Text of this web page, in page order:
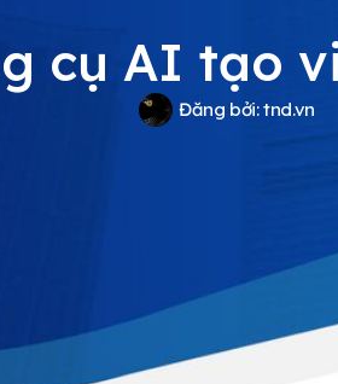
cụ AI tạo
Đăng bởi:tnd.vn